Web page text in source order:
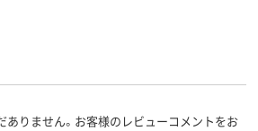
ありません。お客様のレビューコメントをお